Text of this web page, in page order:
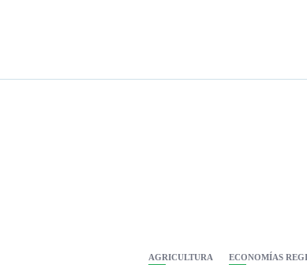
AGRICULTURA ECONOMÍAS